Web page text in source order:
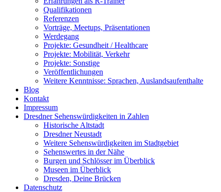
Qualifikationen
Referenzen
Vorträge, Meetups, Präsentationen
Werdegang
Projekte: Gesundheit / Healthcare
Projekte: Mobilität, Verkehr
Projekte: Sonstige
Veröffentlichungen
Weitere Kenntnisse: Sprachen, Auslandsaufenthalte
Blog
Kontakt
Impressum
Dresdner Sehenswürdigkeiten in Zahlen
Historische Altstadt
Dresdner Neustadt
Weitere Sehenswürdigkeiten im Stadtgebiet
Sehenswertes in der Nähe
Burgen und Schlösser im Überblick
Museen im Überblick
Dresden, Deine Brücken
Datenschutz